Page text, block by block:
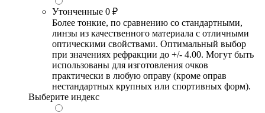
Утонченные 0 ₽
Более тонкие, по сравнению со стандартными,
линзы из качественного материала с отличными
оптическими свойствами. Оптимальный выбор
при значениях рефракции до +/- 4.00. Могут быть
использованы для изготовления очков
практически в любую оправу (кроме оправ
нестандартных крупных или спортивных форм).
Выберите индекс